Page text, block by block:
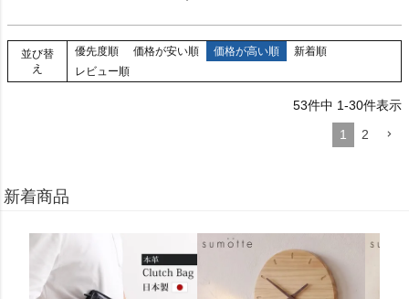
並び替
え
優先度順 価格が安い順 価格が高い順
新着順
レビュー順
53件中 1-30件表示
1
2
新着商品